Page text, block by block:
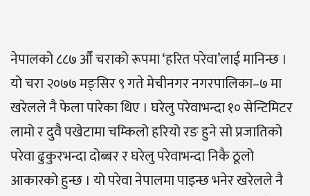
नेपालको ८८७ औँ चराको रूपमा ‘हरित परेवा’लाई मानिन्छ ।
यो चरा २०७७ मङ्सिर ९ गते मेचीनगर नगरपालिका–७ मा
खरेलले नै फेला पारेका थिए । घरेलु परेवाभन्दा १० सेन्टिमिटर
लामो र दुवै पखेटामा चम्किलो हरियो रङ हुने सो प्रजातिको
परेवा ढुकुरभन्दा दोब्बर र घरेलु परेवाभन्दा निकै ठूलो
आकारको हुन्छ । यो परेवा नेपालमा पाइन्छ भनेर खरेलले नै